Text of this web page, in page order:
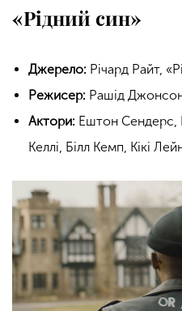
«Рідний син»
Джерело: Річард Райт,
Режисер: Рашід
Актори: Ештон Сендерс,
Келлі, Білл Кемп, Кікі